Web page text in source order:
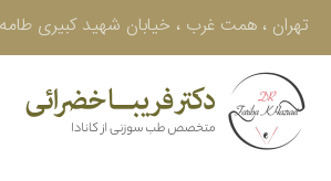
تهران ، همت غرب ، خيابان شهيد كبيرى طامه ، بین لاله چهارم و